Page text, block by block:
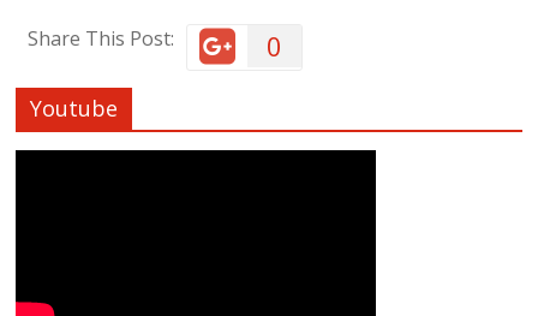
Share This Post: 0
Youtube